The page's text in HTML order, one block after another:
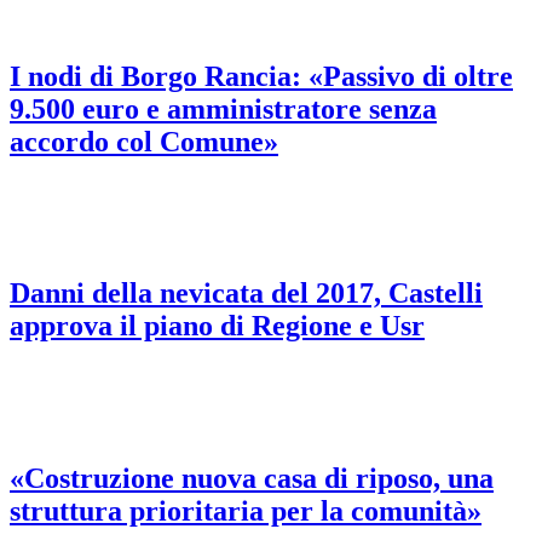
I nodi di Borgo Rancia: «Passivo di oltre
9.500 euro e amministratore senza
accordo col Comune»
Danni della nevicata del 2017, Castelli
approva il piano di Regione e Usr
«Costruzione nuova casa di riposo, una
struttura prioritaria per la comunità»